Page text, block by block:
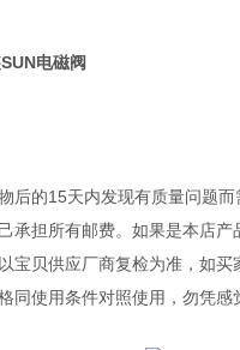
电磁阀
后的15天内发现有质量问题
承担所有邮费。如果是本店
宝贝供应厂商复检为准，如
同使用条件对照使用，勿凭感